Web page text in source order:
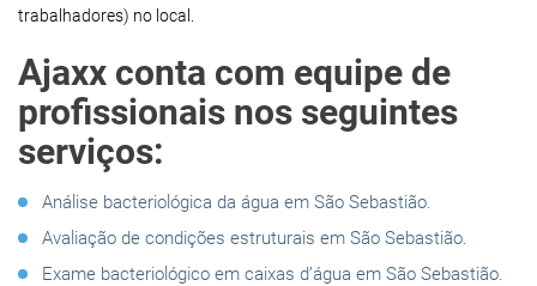
trabalhadores) no local.
Ajaxx conta com equipe de
profissionais nos seguintes
serviços:
Análise bacteriológica da água em São Sebastião.
Avaliação de condições estruturais em São Sebastião.
Exame bacteriológico em caixas d’água em São Sebastião.